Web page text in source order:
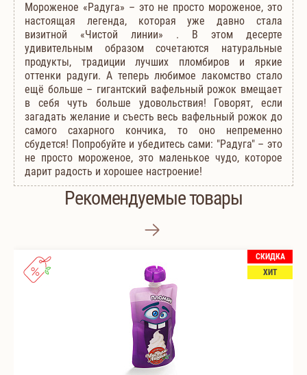
Мороженое «Радуга» – это не просто мороженое, это
настоящая легенда, которая уже давно стала
визитной «Чистой линии» . В этом десерте
удивительным образом сочетаются натуральные
продукты, традиции лучших пломбиров и яркие
оттенки радуги. А теперь любимое лакомство стало
ещё больше – гигантский вафельный рожок вмещает
в себя чуть больше удовольствия! Говорят, если
загадать желание и съесть весь вафельный рожок до
самого сахарного кончика, то оно непременно
сбудется! Попробуйте и убедитесь сами: "Радуга" – это
не просто мороженое, это маленькое чудо, которое
дарит радость и хорошее настроение!
Рекомендуемые товары
СКИДКА
ХИТ